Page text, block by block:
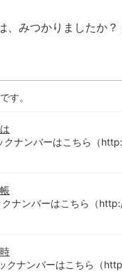
、みつかりましたか？
す。
ナンバーはこちら（
ナンバーはこちら（
クナンバーはこちら（